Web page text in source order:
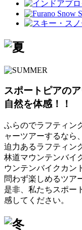
スポートピアの
自然を体感！！
ふらのでラフティン
ャーツアーするなら
迫力あるラフティン
林道マウンテンバイ
ウンテンバイクカン
問わず楽しめるツア
是非、私たちスポー
感してください。